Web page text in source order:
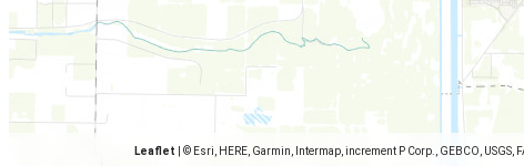
Leaflet © Esri, HERE, Garmin, Intermap, increment P Corp., GEBCO,